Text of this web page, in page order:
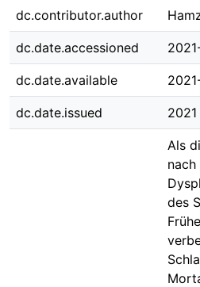
dc.contributor.author
dc.date.accessioned
dc.date.available
dc.date.issued 2021
Als
des